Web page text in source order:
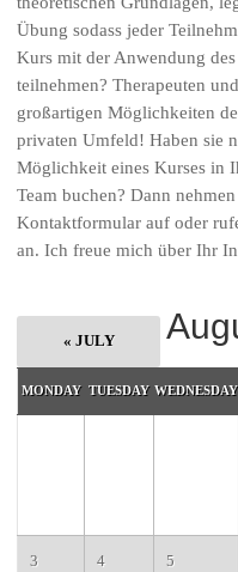
Übung sodass jeder
Kurs mit der Anwendung
teilnehmen? Therapeuten
großartigen Möglichkeiten
privaten Umfeld! Haben sie
Möglichkeit eines Kurses in
Team buchen? Dann
Kontaktformular auf oder
an. Ich freue mich über Ihr
« JULY
MONDAY TUESDAY WEDNESDAY
3 4 5